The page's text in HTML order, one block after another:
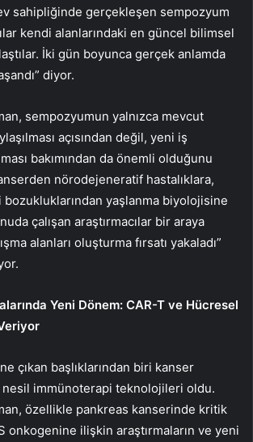
sahipliğinde gerçekleşen sempozyum
kendi alanlarındaki en güncel bilimsel
İki gün boyunca gerçek anlamda
diyor.
sempozyumun yalnızca mevcut
açısından değil, yeni iş
bakımından da önemli olduğunu
nörodejeneratif hastalıklara,
bozukluklarından yaşlanma biyolojisine
çalışan araştırmacılar bir araya
alanları oluşturma fırsatı yakaladı”
Yeni Dönem: CAR-T ve Hücresel
çıkan başlıklarından biri kanser
immünoterapi teknolojileri oldu.
özellikle pankreas kanserinde kritik
onkogenine ilişkin araştırmaların ve yeni